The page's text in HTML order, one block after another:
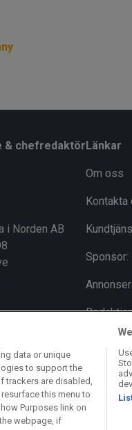
& chefredaktör
i Norden AB
Länkar
Om oss
Kontakta
Sponsor:
Arkiv
data or unique
to support the
trackers are disabled,
this menu to
Purposes link on
webpage, if